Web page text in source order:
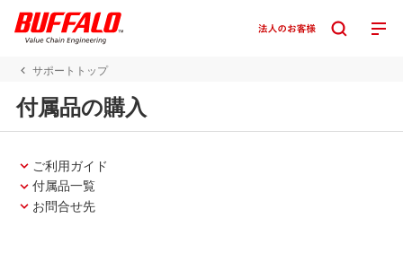
サポートトップ
付属品の購入
ご利用ガイド
付属品一覧
お問合せ先